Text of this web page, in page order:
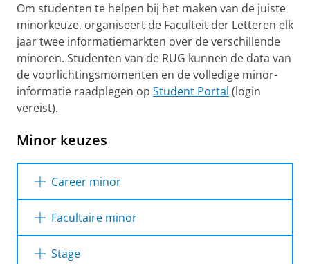
Om studenten te helpen bij het maken van de juiste
minorkeuze, organiseert de Faculteit der Letteren elk
jaar twee informatiemarkten over de verschillende
minoren. Studenten van de RUG kunnen de data van
de voorlichtingsmomenten en de volledige minor-
informatie raadplegen op Student Portal (login
vereist).
Minor keuzes
Career minor
Inhoud
De Career Minor bereidt je voor op de
'employability' (je inzetbaarheid) te
Facultaire minor
Inhoud
Stage